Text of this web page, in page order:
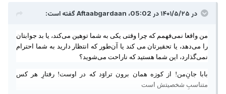
در ۱۴۰۱/۵/۲۵ در 05:02، Aftaabgardaanگفته است:
من واقعا نمی‌فهمم که چرا وقتی یکی به شما توهین می‌کند، یا بد جوابتان
را می‌دهد، یا تحقیرتان می کند یا آن‌طور که انتظار دارید به شما احترام
نمی‌گذارد، این شما هستید که ناراحت می‌شوید؟
بابا جانِ‌من! از کوزه همان برون تراوَد که در اوست! رفتارِ هر کس
متناسبِ شخصیتش است